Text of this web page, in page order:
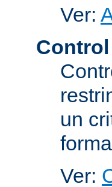
Ver:
un
Ver: